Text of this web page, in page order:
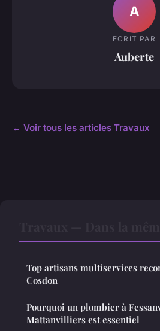
A
ECRIT PAR
Auberte
← Voir tous les articles Travaux
Top artisans multiservices
Cosdon
Pourquoi un plombier à
Mattanvilliers est essentiel